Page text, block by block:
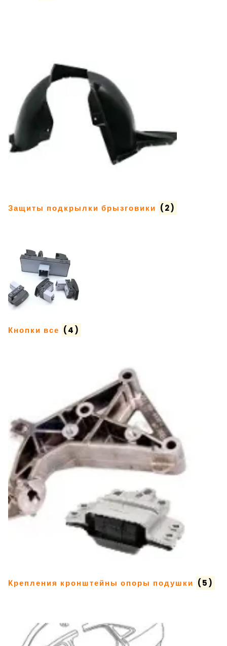
Защиты подкрылки брызговики (2)
Кнопки все (4)
Крепления кронштейны опоры подушки (5)